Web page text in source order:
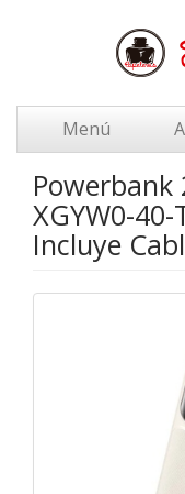
Menú
Powerbank
XGYW0-
Incluye